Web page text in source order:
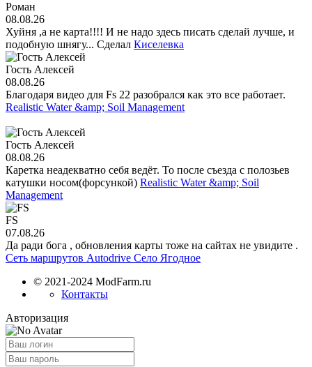
Роман
08.08.26
Хуйня ,а не карта!!!! И не надо здесь писать сделай лучше, и
подобную шнягу... Сделал Киселевка
Гость Алексей
08.08.26
Благодаря видео для Fs 22 разобрался как это все работает.
Realistic Water &amp; Soil Management
Гость Алексей
08.08.26
Каретка неадекватно себя ведёт. То после съезда с полозьев
катушки носом(форсункой) Realistic Water &amp; Soil
Management
FS
07.08.26
Да ради бога , обновления карты тоже на сайтах не увидите .
Сеть маршрутов Autodrive Село Ягодное
© 2021-2024 ModFarm.ru
Контакты
Авторизация